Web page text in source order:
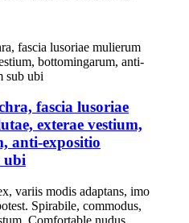
fascia lusoriae
exterae vestium,
anti-expositio
ubi
variis modis adaptans, imo
Spirabile, commodus,
Comfortable nudus,